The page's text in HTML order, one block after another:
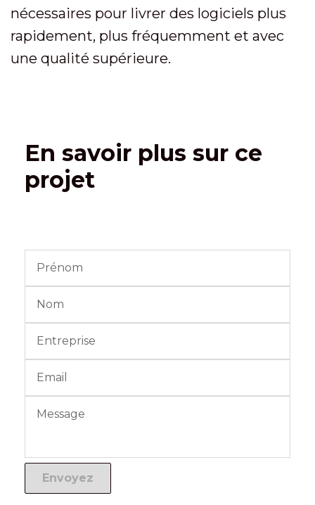
nécessaires pour livrer des logiciels plus
rapidement, plus fréquemment et avec
une qualité supérieure.
En savoir plus sur ce
projet